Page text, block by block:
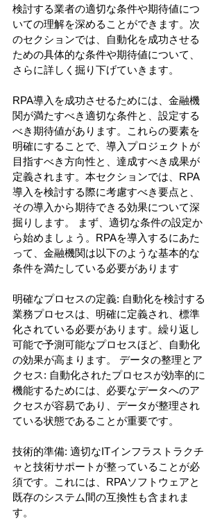
検討する業者の適切な条件や期待値につ
いての理解を深めることができます。次
のセクションでは、自動化を成功させる
ための具体的な条件や期待値について、
さらに詳しく掘り下げていきます。
RPA導入を成功させるためには、金融機
関が満たすべき適切な条件と、設定する
べき期待値があります。これらの要素を
明確にすることで、導入プロジェクトが
目指すべき方向性と、達成すべき成果が
定義されます。本セクションでは、RPA
導入を検討する際に考慮すべき要点と、
その導入から期待できる効果について深
掘りします。 まず、適切な条件の設定か
ら始めましょう。RPAを導入するにあた
って、金融機関は以下のような基本的な
条件を満たしている必要があります
明確なプロセスの定義: 自動化を検討する
業務プロセスは、明確に定義され、標準
化されている必要があります。繰り返し
可能で予測可能なプロセスほど、自動化
の効果が高まります。 データの整理とア
クセス: 自動化されたプロセスが効率的に
機能するためには、必要なデータへのア
クセスが容易であり、データが整理され
ている状態であることが重要です。
技術的準備: 適切なITインフラストラクチ
ャと技術サポートが整っていることが必
須です。これには、RPAソフトウェアと
既存のシステム間の互換性も含まれま
す。